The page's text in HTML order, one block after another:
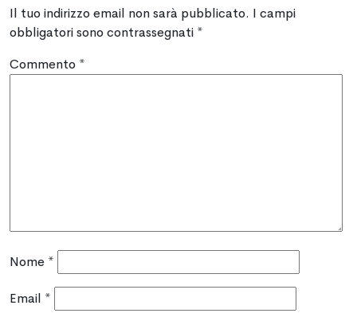
Il tuo indirizzo email non sarà pubblicato. I campi
obbligatori sono contrassegnati *
Commento *
Nome *
Email *